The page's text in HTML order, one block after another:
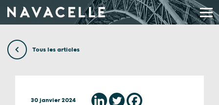
Tous les articles
30 janvier 2024